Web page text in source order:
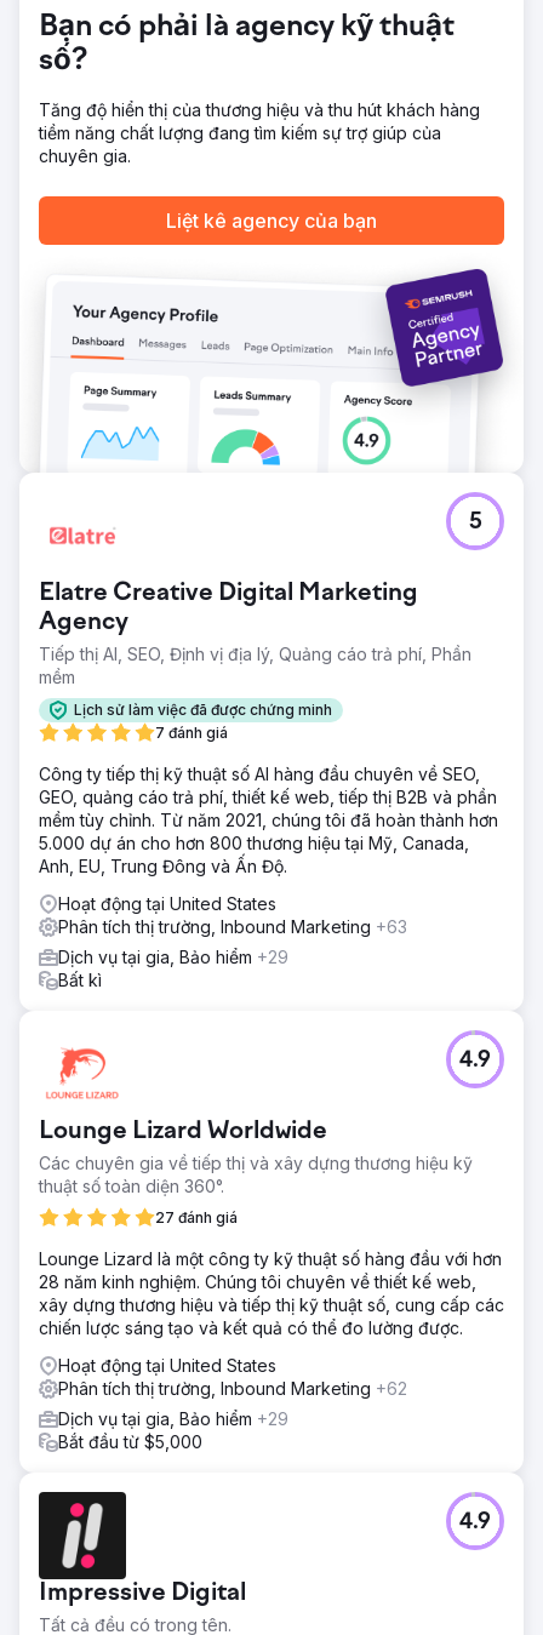
Chưa đầy một năm sau khi hợp tác với Atomic, việc tối ưu
hóa trang web và chiến thuật tiếp thị trong nước đã thúc
đẩy lưu lượng truy cập không phải trả tiền với số lượng
kiếm không phải trả tiền tăng 126% cùng lúc, mức độ
tương tác tăng vọt nhờ nội dung tương tác và tài nguyên
phù hợp với hành trình của người mua.
Chuyển đến trang agency
Bạn có phải là agency kỹ thuật
số?
Tăng độ hiển thị của thương hiệu và thu hút khách hàng
tiềm năng chất lượng đang tìm kiếm sự trợ giúp của
chuyên gia.
Liệt kê agency của bạn
Elatre Creative Digital Marketing
Agency
Tiếp thị AI, SEO, Định vị địa lý, Quảng cáo trả phí, Phần
mềm
Lịch sử làm việc đã được chứng minh
7 đánh giá
5
Công ty tiếp thị kỹ thuật số AI hàng đầu chuyên về SEO,
GEO, quảng cáo trả phí, thiết kế web, tiếp thị B2B và phần
mềm tùy chỉnh. Từ năm 2021, chúng tôi đã hoàn thành hơn
5.000 dự án cho hơn 800 thương hiệu tại Mỹ, Canada,
Anh, EU, Trung Đông và Ấn Độ.
Hoạt động tại United States
Phân tích thị trường, Inbound Marketing +63
Dịch vụ tại gia, Bảo hiểm +29
Bất kì
Lounge Lizard Worldwide
Các chuyên gia về tiếp thị và xây dựng thương hiệu kỹ
thuật số toàn diện 360°.
27 đánh giá
4.9
Lounge Lizard là một công ty kỹ thuật số hàng đầu với hơn
28 năm kinh nghiệm. Chúng tôi chuyên về thiết kế web,
xây dựng thương hiệu và tiếp thị kỹ thuật số, cung cấp các
chiến lược sáng tạo và kết quả có thể đo lường được.
Hoạt động tại United States
Phân tích thị trường, Inbound Marketing +62
Dịch vụ tại gia, Bảo hiểm +29
Bắt đầu từ $5,000
Impressive Digital
Tất cả đều có trong tên.
4.9